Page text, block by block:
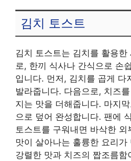
김치 토스트
김치 토스트는 김치를 활용한
로, 한끼 식사나 간식으로 손
입니다. 먼저, 김치를 곱게 다
발라줍니다. 다음으로, 치즈
지는 맛을 더해줍니다. 마지
으로 덮어 완성합니다. 팬에
토스트를 구워내면 바삭한
맛이 살아나는 훌륭한 요리가
강렬한 맛과 치즈의 짭조름